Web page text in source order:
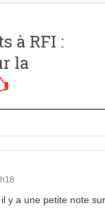
à RFI :
la
y a une petite note